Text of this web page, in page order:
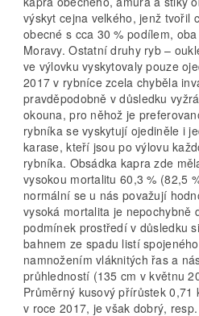
výskyt cejna velkého, jenž tvořil
obecné s cca 30 % podílem,
Moravy. Ostatní druhy ryb –
ve výlovku vyskytovaly pouze
2017 v rybníce zcela chyběla
pravděpodobně v důsledku
okouna, pro něhož je
rybníka se vyskytují ojediněle i
karase, kteří jsou po výlovu
rybníka. Obsádka kapra zde
vysokou mortalitu 60,3 % (82,5
normální se u nás považují
vysoká mortalita je nepochybně
podmínek prostředí v důsledku
bahnem ze spadu listí
namnožením vláknitých řas a
průhledností (135 cm v květnu
Průměrný kusový přírůstek 0,71
v roce 2017, je však dobrý,